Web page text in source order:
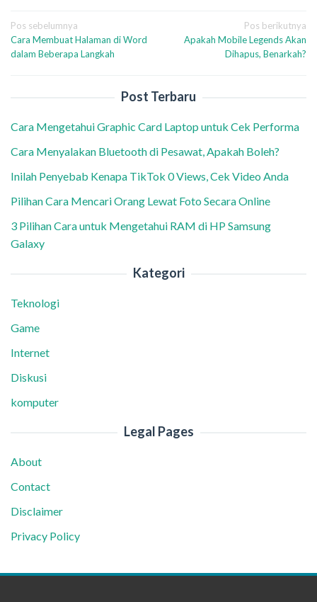
Navigasi
pos
Pos sebelumnya
Cara Membuat Halaman di Word
dalam Beberapa Langkah
Pos berikutnya
Apakah Mobile Legends Akan
Dihapus, Benarkah?
Post Terbaru
Cara Mengetahui Graphic Card Laptop untuk Cek Performa
Cara Menyalakan Bluetooth di Pesawat, Apakah Boleh?
Inilah Penyebab Kenapa TikTok 0 Views, Cek Video Anda
Pilihan Cara Mencari Orang Lewat Foto Secara Online
3 Pilihan Cara untuk Mengetahui RAM di HP Samsung
Galaxy
Kategori
Teknologi
Game
Internet
Diskusi
komputer
Legal Pages
About
Contact
Disclaimer
Privacy Policy